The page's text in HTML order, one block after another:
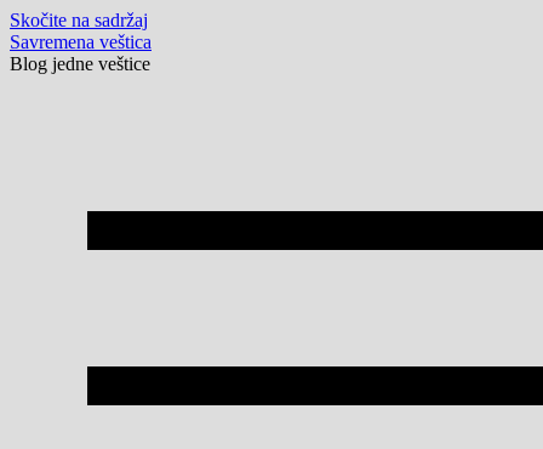
Skočite na sadržaj
Savremena veštica
Blog jedne veštice